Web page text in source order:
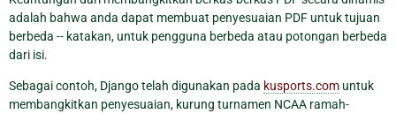
adalah bahwa anda dapat membuat penyesuaian PDF untuk tujuan
berbeda -- katakan, untuk pengguna berbeda atau potongan berbeda
dari isi.
Sebagai contoh, Django telah digunakan pada kusports.com untuk
membangkitkan penyesuaian, kurung turnamen NCAA ramah-